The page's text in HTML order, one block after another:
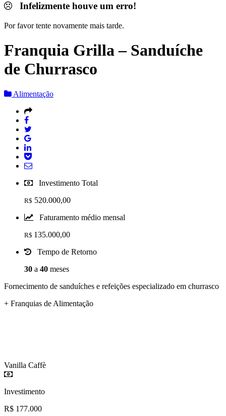
Infelizmente houve um erro!
Por favor tente novamente mais tarde.
Franquia Grilla – Sanduíche
de Churrasco
Alimentação
Investimento Total
R$ 520.000,00
Faturamento médio mensal
R$ 135.000,00
Tempo de Retorno
30 a 40 meses
Fornecimento de sanduíches e refeições especializado em churrasco
+ Franquias de Alimentação
Vanilla Caffè
Investimento
R$ 177.000